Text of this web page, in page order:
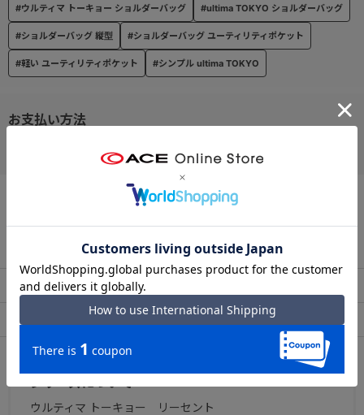
お支払い方法
この商品について問い合わせる
出荷・配送について
アフターサービス お買い物ガイド
#ウルティマ トーキョー ショルダーバッグ #ultima TOKYO ショルダーバッグ
#ショルダーバッグ 縦型 #ショルダーバッグ ユーティリティポケット
#軽い ユーティリティポケット #シンプル ultima TOKYO
ウルティマ トーキョー リーセント